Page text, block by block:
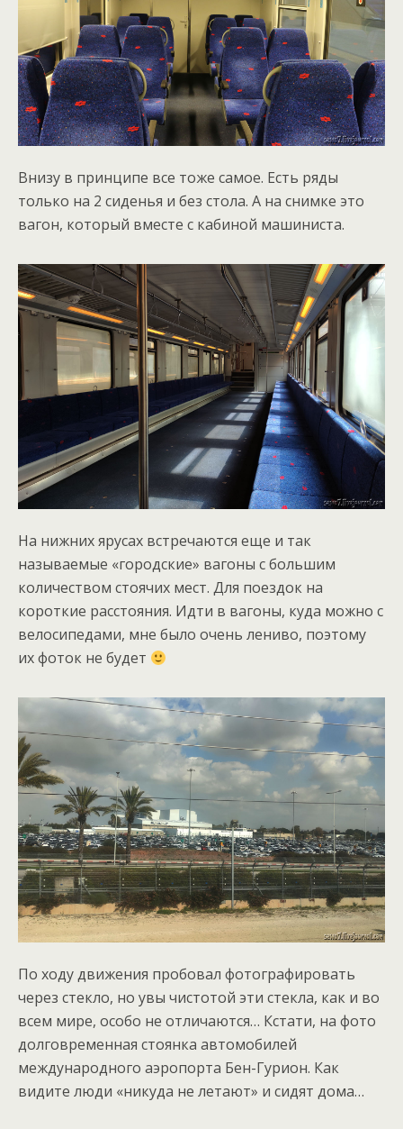
Внизу в принципе все тоже самое. Есть ряды
только на 2 сиденья и без стола. А на снимке это
вагон, который вместе с кабиной машиниста.
На нижних ярусах встречаются еще и так
называемые «городские» вагоны с большим
количеством стоячих мест. Для поездок на
короткие расстояния. Идти в вагоны, куда можно с
велосипедами, мне было очень лениво, поэтому
их фоток не будет
По ходу движения пробовал фотографировать
через стекло, но увы чистотой эти стекла, как и во
всем мире, особо не отличаются… Кстати, на фото
долговременная стоянка автомобилей
международного аэропорта Бен-Гурион. Как
видите люди «никуда не летают» и сидят дома…